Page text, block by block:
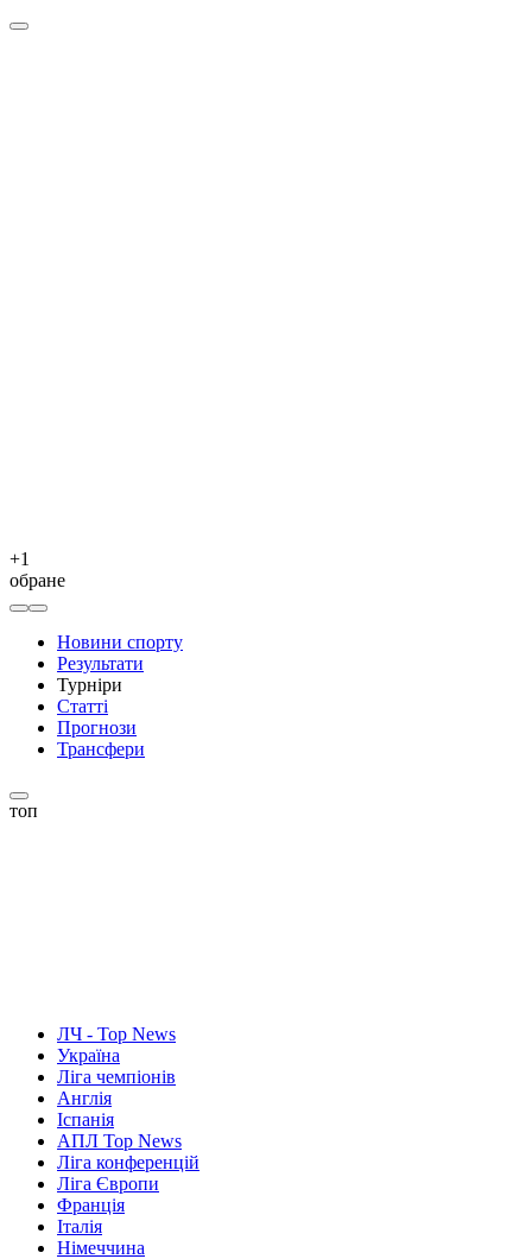
+1
обране
Новини спорту
Результати
Турніри
Статті
Прогнози
Трансфери
топ
ЛЧ - Top News
Україна
Ліга чемпіонів
Англія
Іспанія
АПЛ Top News
Ліга конференцій
Ліга Європи
Франція
Італія
Німеччина